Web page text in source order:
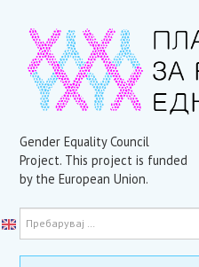
Gender Equality Council
Project. This project is funded
by the European Union.